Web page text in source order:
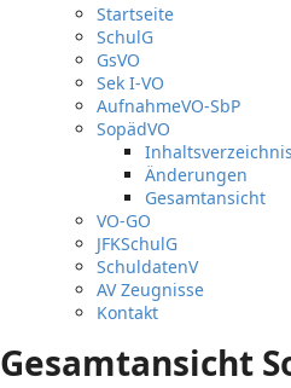
Startseite
SchulG
GsVO
Sek I-VO
AufnahmeVO-SbP
SopädVO
Inhaltsverzeichnis
Änderungen
Gesamtansicht
VO-GO
JFKSchulG
SchuldatenV
AV Zeugnisse
Kontakt
Gesamtansicht